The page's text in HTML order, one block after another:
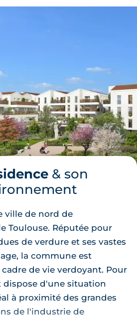
& son
ville de nord de
Toulouse. Réputée pour
de verdure et ses vastes
la commune est
de vie verdoyant. Pour
dispose d'une situation
à proximité des grandes
de l'industrie de